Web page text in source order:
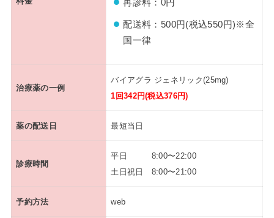
再診料：0円
配送料：500円(税込550円)※全
国一律
治療薬の一例
バイアグラ ジェネリック(25mg)
1回342円(税込376円)
薬の配送日 最短当日
診療時間
平日 8:00〜22:00
土日祝日 8:00〜21:00
予約方法 web